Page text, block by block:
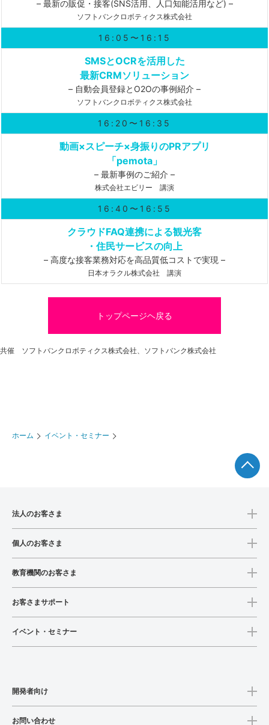
– 最新の販促・接客(SNS活用、人口知能活用など) –
ソフトバンクロボティクス株式会社
16:05〜16:15
SMSとOCRを活用した
最新CRMソリューション
– 自動会員登録とO2Oの事例紹介 –
ソフトバンクロボティクス株式会社
16:20〜16:35
動画×スピーチ×身振りのPRアプリ
「pemota」
– 最新事例のご紹介 –
株式会社エビリー 講演
16:40〜16:55
クラウドFAQ連携による観光客
・住民サービスの向上
– 高度な接客業務対応を高品質低コストで実現 –
日本オラクル株式会社 講演
トップページヘ戻る
共催 ソフトバンクロボティクス株式会社、ソフトバンク株式会社
ホーム イベント・セミナー
法人のお客さま
個人のお客さま
教育機関のお客さま
お客さまサポート
イベント・セミナー
開発者向け
お問い合わせ